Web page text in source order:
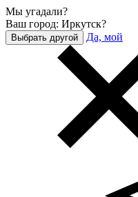
Мы угадали?
Ваш город: Иркутск?
Выбрать другой Да, мой